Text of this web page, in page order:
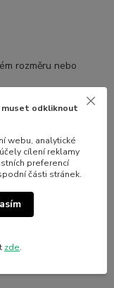
rozměru nebo
odkliknout
webu, analytické
cílení reklamy
preferencí
části stránek.
zde.